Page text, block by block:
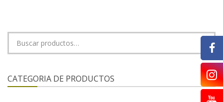
Buscar
por:
CATEGORIA DE PRODUCTOS